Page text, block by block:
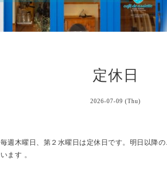
定休日
2026-07-09 (Thu)
毎週木曜日、第２水曜日は定休日です。明日以降
います 。